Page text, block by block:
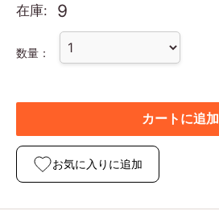
在庫: 9
数量：
カートに追加
お気に入りに追加